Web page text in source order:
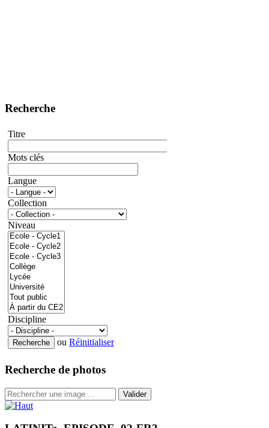
Recherche
Titre
Mots clés
Langue
Collection
Niveau
Discipline
ou Réinitialiser
Recherche de photos
Valider